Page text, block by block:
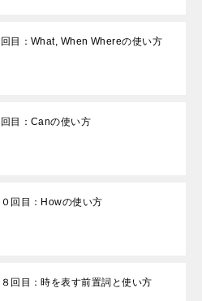
目：What, When Whereの使い方
目：Canの使い方
回目：Howの使い方
回目：時を表す前置詞と使い方